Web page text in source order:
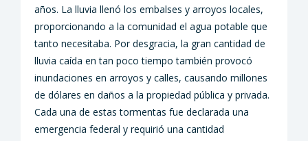
años. La lluvia llenó los embalses y arroyos locales,
proporcionando a la comunidad el agua potable que
tanto necesitaba. Por desgracia, la gran cantidad de
lluvia caída en tan poco tiempo también provocó
inundaciones en arroyos y calles, causando millones
de dólares en daños a la propiedad pública y privada.
Cada una de estas tormentas fue declarada una
emergencia federal y requirió una cantidad